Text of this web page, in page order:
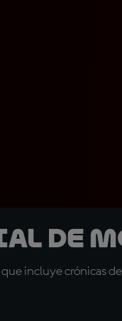
de
incluye crónicas